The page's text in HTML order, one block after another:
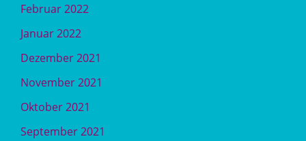
Februar 2022
Januar 2022
Dezember 2021
November 2021
Oktober 2021
September 2021